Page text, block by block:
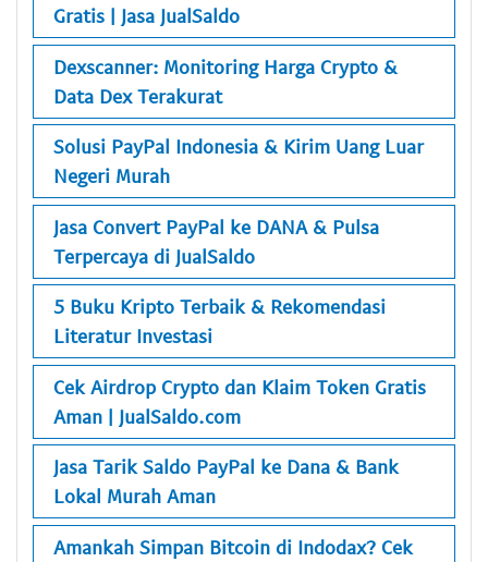
Gratis | Jasa JualSaldo
Dexscanner: Monitoring Harga Crypto &
Data Dex Terakurat
Solusi PayPal Indonesia & Kirim Uang Luar
Negeri Murah
Jasa Convert PayPal ke DANA & Pulsa
Terpercaya di JualSaldo
5 Buku Kripto Terbaik & Rekomendasi
Literatur Investasi
Cek Airdrop Crypto dan Klaim Token Gratis
Aman | JualSaldo.com
Jasa Tarik Saldo PayPal ke Dana & Bank
Lokal Murah Aman
Amankah Simpan Bitcoin di Indodax? Cek